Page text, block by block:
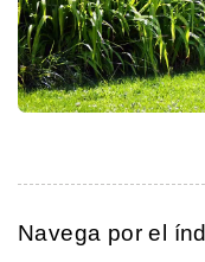
Navega por el